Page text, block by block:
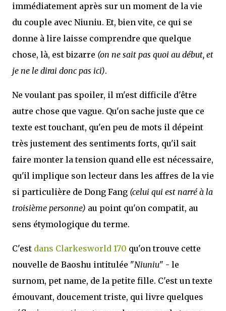
immédiatement après sur un moment de la vie
du couple avec Niuniu. Et, bien vite, ce qui se
donne à lire laisse comprendre que quelque
chose, là, est bizarre (on ne sait pas quoi au début, et
je ne le dirai donc pas ici).
Ne voulant pas spoiler, il m'est difficile d'être
autre chose que vague. Qu'on sache juste que ce
texte est touchant, qu'en peu de mots il dépeint
très justement des sentiments forts, qu'il sait
faire monter la tension quand elle est nécessaire,
qu'il implique son lecteur dans les affres de la vie
si particulière de Dong Fang (celui qui est narré à la
troisième personne) au point qu'on compatit, au
sens étymologique du terme.
C'est dans Clarkesworld 170 qu'on trouve cette
nouvelle de Baoshu intitulée "Niuniu" - le
surnom, pet name, de la petite fille. C'est un texte
émouvant, doucement triste, qui livre quelques